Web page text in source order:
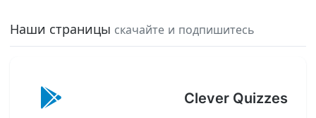
Наши страницы скачайте и подпишитесь
Clever Quizzes